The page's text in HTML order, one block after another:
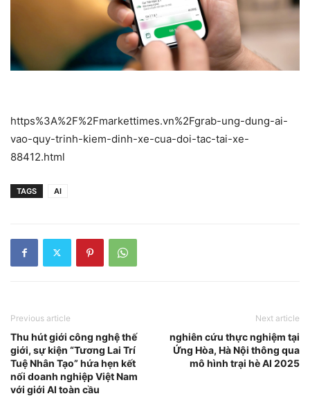
https%3A%2F%2Fmarkettimes.vn%2Fgrab-ung-dung-ai-
vao-quy-trinh-kiem-dinh-xe-cua-doi-tac-tai-xe-
88412.html
TAGS AI
Previous article
Thu hút giới công nghệ thế
giới, sự kiện “Tương Lai Trí
Tuệ Nhân Tạo” hứa hẹn kết
nối doanh nghiệp Việt Nam
với giới AI toàn cầu
Next article
nghiên cứu thực nghiệm tại
Ứng Hòa, Hà Nội thông qua
mô hình trại hè AI 2025